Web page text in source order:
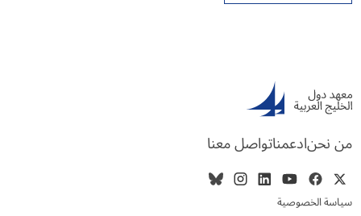
من نحنادعمناتواصل معنا
سياسة الخصوصية